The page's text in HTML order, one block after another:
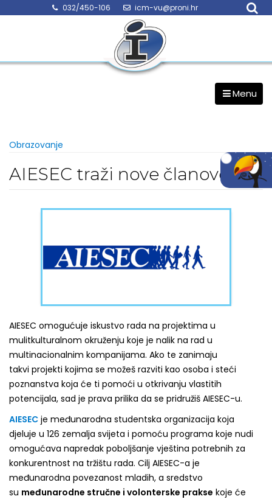
032/450-106 icm-vu@proni.hr
Menu
Obrazovanje
AIESEC traži nove članove
AIESEC omogućuje iskustvo rada na projektima u
mulitkulturalnom okruženju koje je nalik na rad u
multinacionalnim kompanijama. Ako te zanimaju
takvi projekti kojima se možeš razviti kao osoba i steći
poznanstva koja će ti pomoći u otkrivanju vlastitih
potencijala, sad je prava prilika da se pridružiš AIESEC-u.
AIESEC je međunarodna studentska organizacija koja
djeluje u 126 zemalja svijeta i pomoću programa koje nudi
omogućava napredak poboljšanje vještina potrebnih za
konkurentnost na tržištu rada. Cilj AIESEC-a je
međunarodna povezanost mladih, a sredstvo
su međunarodne stručne i volonterske prakse koje će